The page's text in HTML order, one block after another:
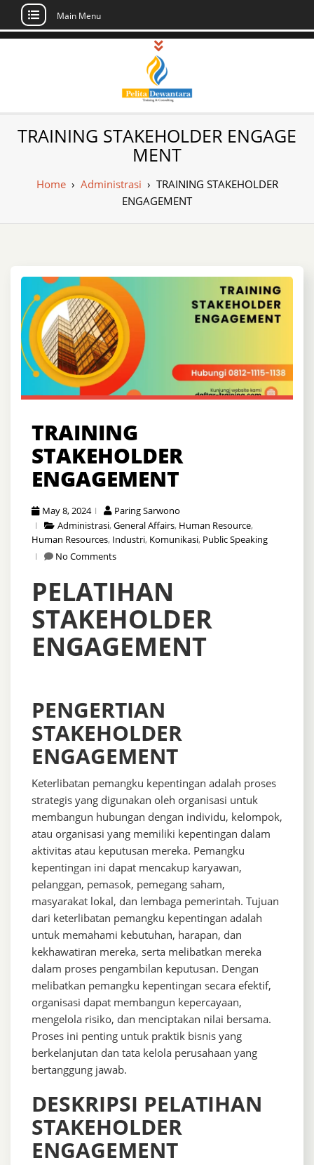
Skip
Main Menu
Pusat Pelatihan
dan Sertifikasi –
Daftar Training
Indonesia
Sertifikasi di Indonesia
TRAINING STAKEHOLDER ENGAGE
MENT
Home› Administrasi › TRAINING STAKEHOLDER
ENGAGEMENT
TRAINING
STAKEHOLDER
ENGAGEMENT
May 8, 2024
Paring Sarwono
Administrasi,General Affairs, Human Resource,
Human Resources, Industri, Komunikasi, Public Speaking
No Comments
PELATIHAN
STAKEHOLDER
ENGAGEMENT
PENGERTIAN
STAKEHOLDER
ENGAGEMENT
Keterlibatan pemangku kepentingan adalah proses
strategis yang digunakan oleh organisasi untuk
membangun hubungan dengan individu, kelompok,
atau organisasi yang memiliki kepentingan dalam
aktivitas atau keputusan mereka. Pemangku
kepentingan ini dapat mencakup karyawan,
pelanggan, pemasok, pemegang saham,
masyarakat lokal, dan lembaga pemerintah. Tujuan
dari keterlibatan pemangku kepentingan adalah
untuk memahami kebutuhan, harapan, dan
kekhawatiran mereka, serta melibatkan mereka
dalam proses pengambilan keputusan. Dengan
melibatkan pemangku kepentingan secara efektif,
organisasi dapat membangun kepercayaan,
mengelola risiko, dan menciptakan nilai bersama.
Proses ini penting untuk praktik bisnis yang
berkelanjutan dan tata kelola perusahaan yang
bertanggung jawab.
DESKRIPSI PELATIHAN
STAKEHOLDER
ENGAGEMENT